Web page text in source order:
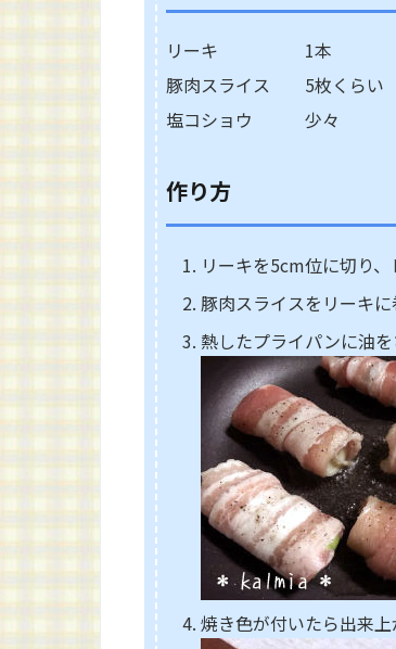
リーキ 1本
豚肉スライス 5枚くらい
塩コショウ 少々
作り方
リーキを5cm位に切り
豚肉スライスをリーキに
熱したプライパンに油
焼き色が付いたら出来上